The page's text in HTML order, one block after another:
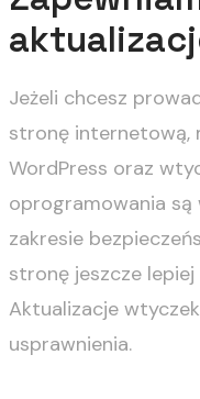
Jeżeli chcesz
stronę internetową,
WordPress oraz
oprogramowania są
zakresie
stronę jeszcze
Aktualizacje
usprawnienia.